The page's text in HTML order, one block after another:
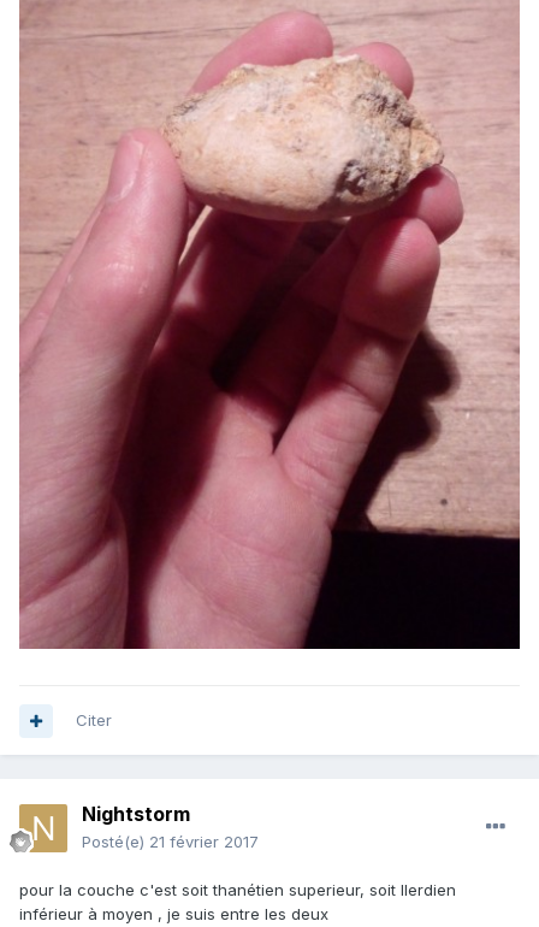
Citer
Nightstorm
Posté(e) 21 février 2017
pour la couche c'est soit thanétien superieur, soit Ilerdien
inférieur à moyen , je suis entre les deux